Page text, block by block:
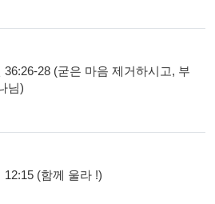
36:26-28 (굳은 마음 제거하시고, 부
님)
12:15 (함께 울라 !)